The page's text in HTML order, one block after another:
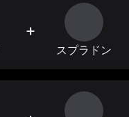
+
スプラドン